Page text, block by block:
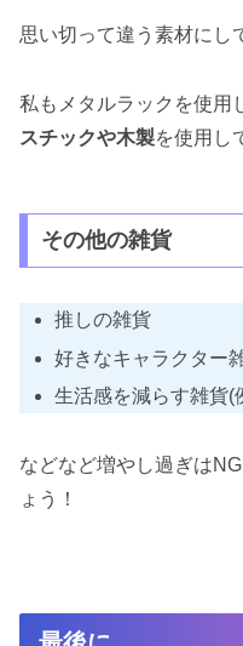
思い切って違う素材にし
私もメタルラックを使用
スチックや木製を使用し
その他の雑貨
推しの雑貨
好きなキャラクター
生活感を減らす雑貨(
などなど増やし過ぎは
ょう！